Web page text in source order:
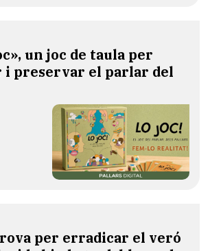
un joc de taula per
preservar el parlar del
per erradicar el veró